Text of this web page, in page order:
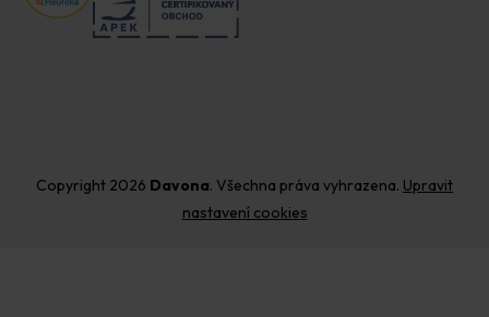
Copyright 2026 Davona. Všechna práva vyhrazena. Upravit
nastavení cookies